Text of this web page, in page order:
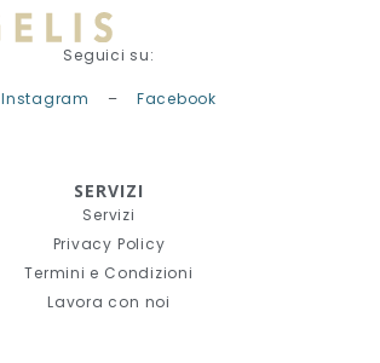
Seguici su:
Instagram – Facebook
SERVIZI
Servizi
Privacy Policy
Termini e Condizioni
Lavora con noi